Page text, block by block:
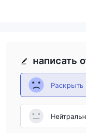
Maruchika complies
написать
Раскрыть